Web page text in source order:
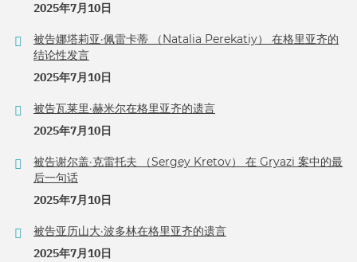
2025年7月10日
被告娜塔莉亚·佩雷卡蒂 （Natalia Perekatiy） 在格里亚齐的
结论性发言
2025年7月10日
被告瓦莱里·赫米尔在格里亚齐的遗言
2025年7月10日
被告谢尔盖·克雷托夫 （Sergey Kretov） 在 Gryazi 案中的最
后一句话
2025年7月10日
被告亚历山大·波多林在格里亚齐的遗言
2025年7月10日